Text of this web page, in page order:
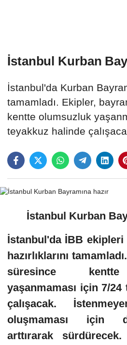
İstanbul Kurban
İstanbul'da Kurban
tamamladı. Ekipler,
kentte olumsuzluk
teyakkuz halinde
İstanbul Kurban
İstanbul'da İBB ekipleri
hazırlıklarını
süresince
yaşanmaması için 7/
çalışacak.
oluşmaması için
arttırarak